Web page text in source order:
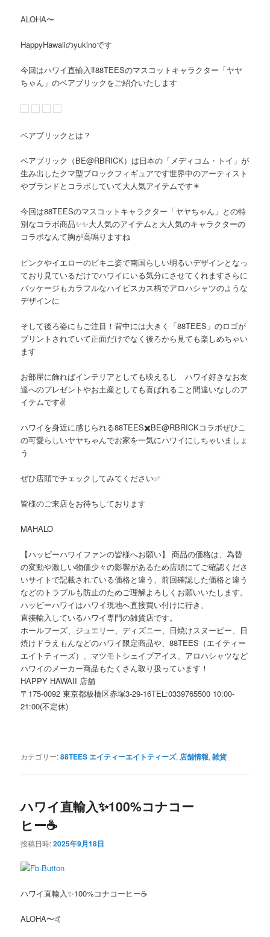
ALOHA〜
HappyHawaiiのyukinoです
今回はハワイ直輸入‼️88TEESのマスコットキャラクター「ヤヤ
ちゃん」のベアブリックをご紹介いたします
ベアブリックとは？
ベアブリック（BE@RBRICK）は日本の「メディコム・トイ」が
生み出したクマ型ブロックフィギュアです世界中のアーティスト
やブランドとコラボしていて大人気アイテムです✴️
今回は88TEESのマスコットキャラクター「ヤヤちゃん」との特
別なコラボ商品✨✨大人気のアイテムと大人気のキャラクターの
コラボなんて胸が高鳴りますね
ピンクやイエローのビキニ姿で南国らしい明るいデザインとなっ
ており見ているだけでハワイにいる気分にさせてくれますさらに
パッケージもカラフルなハイビスカス柄でアロハシャツのような
デザインに
そして後ろ姿にもご注目！背中には大きく「88TEES」のロゴが
プリントされていて正面だけでなく後ろから見ても楽しめちゃい
ます
お部屋に飾ればインテリアとしても映えるし ハワイ好きなお友
達へのプレゼントやお土産としても喜ばれること間違いなしのア
イテムです✌
ハワイを身近に感じられる88TEES✖️BE@RBRICKコラボぜひこ
の可愛らしいヤヤちゃんでお家を一気にハワイにしちゃいましょ
う️
ぜひ店頭でチェックしてみてください✅
皆様のご来店をお待ちしております
MAHALO
【ハッピーハワイファンの皆様へお願い】 商品の価格は、為替
の変動や激しい物価少々の影響があるため店頭にてご確認くださ
いサイトで記載されている価格と違う、前回確認した価格と違う
などのトラブルも防止のためご理解よろしくお願いいたします。
ハッピーハワイはハワイ現地へ直接買い付けに行き、
直接輸入しているハワイ専門の雑貨店です。
ホールフーズ、ジュエリー、ディズニー、日焼けスヌーピー、日
焼けドラえもんなどのハワイ限定商品や、88TEES（エイティー
エイトティーズ）、マツモトシェイブアイス、アロハシャツなど
ハワイのメーカー商品もたくさん取り扱っています！
HAPPY HAWAII 店舗
〒175-0092 東京都板橋区赤塚3-29-16TEL:0339765500 10:00-
21:00(不定休)
カテゴリー:88TEES エイティーエイトティーズ, 店舗情報,雑貨
ハワイ直輸入✨100%コナコー
ヒー☕️
投稿日時:2025年9月18日
ハワイ直輸入✨100%コナコーヒー☕️
ALOHA〜🤙